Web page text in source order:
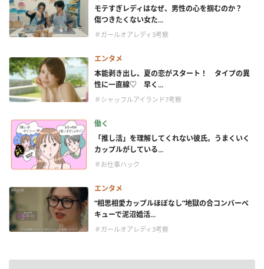
モテすぎレディはなぜ、男性の心を掴むのか？
傷つきたくない女た...
＃ガールオアレディ3考察
エンタメ
本能剥き出し、夏の恋がスタート！ タイプの異
性に一直線♡ 早く...
＃シャッフルアイランド7考察
働く
「推し活」を理解してくれない彼氏。うまくいく
カップルがしている...
＃お仕事ハック
エンタメ
“相思相愛カップルほぼなし”地獄の合コンバーベ
キューで泥沼婚活...
＃ガールオアレディ3考察